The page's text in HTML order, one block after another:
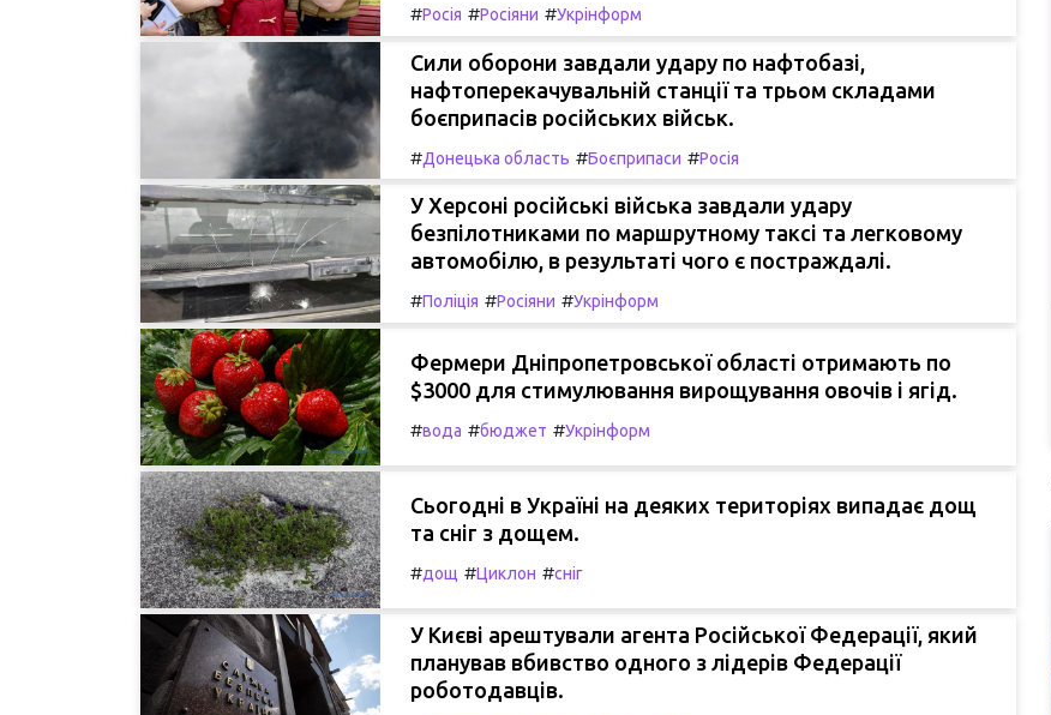
#Росія #Росіяни #Укрінформ
Сили оборони завдали удару по нафтобазі,
нафтоперекачувальній станції та трьом складами
боєприпасів російських військ.
#Донецька область #Боєприпаси #Росія
У Херсоні російські війська завдали удару
безпілотниками по маршрутному таксі та легковому
автомобілю, в результаті чого є постраждалі.
#Поліція #Росіяни #Укрінформ
Фермери Дніпропетровської області отримають по
$3000 для стимулювання вирощування овочів і ягід.
#вода #бюджет #Укрінформ
Сьогодні в Україні на деяких територіях випадає дощ
та сніг з дощем.
#дощ #Циклон #сніг
У Києві арештували агента Російської Федерації, який
планував вбивство одного з лідерів Федерації
роботодавців.